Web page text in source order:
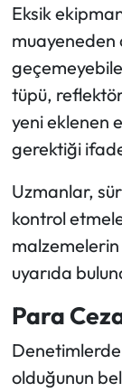
Eksik
muayeneden
tüpü, reflektör
yeni eklenen
gerektiği
Uzmanlar,
kontrol
uyarıda
Para
olduğunun